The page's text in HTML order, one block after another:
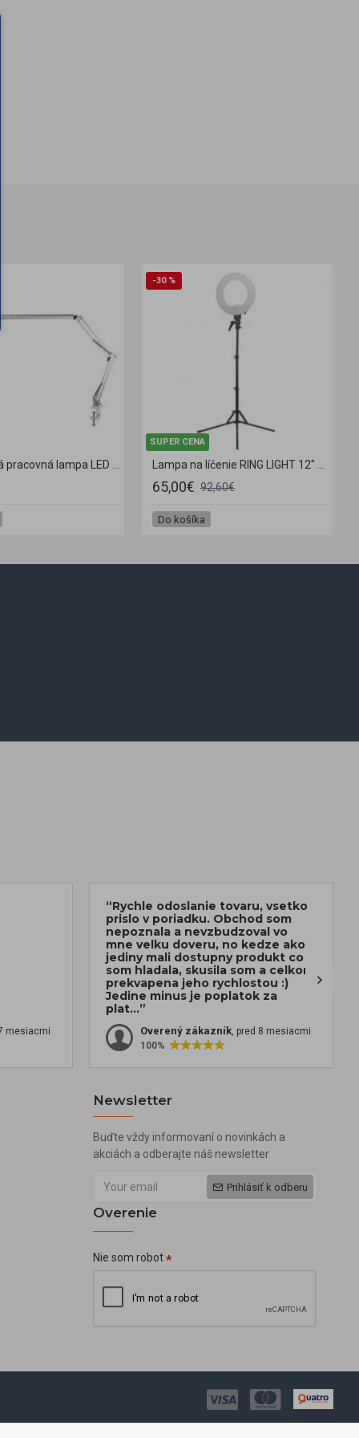
SUPER CENA
-30 %
65,00€ 92,60€
Do košíka
mesiacmi
“Rychle odoslanie tovaru, vsetko
prislo v poriadku. Obchod som
nepoznala a nevzbudzoval vo
mne velku doveru, no kedze ako
jediny mali dostupny produkt co
som hladala, skusila som a celkom
prekvapena jeho rychlostou :)
Jedine minus je poplatok za
plat...”
Overený zákazník, pred 8 mesiacmi
100%
Newsletter
Buďte vždy informovaní o novinkách a
akciách a odberajte náš newsletter
Prihlásiť k odberu
Overenie
Nie som robot